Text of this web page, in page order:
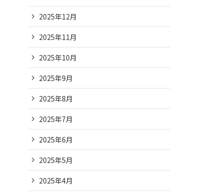
2025年12月
2025年11月
2025年10月
2025年9月
2025年8月
2025年7月
2025年6月
2025年5月
2025年4月